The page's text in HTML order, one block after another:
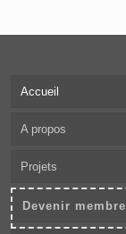
Accueil
A propos
Projets
Devenir membre